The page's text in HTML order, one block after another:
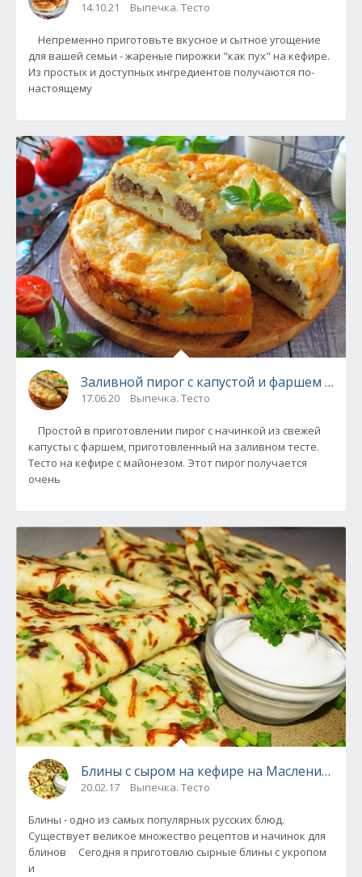
14.10.21 Выпечка. Тесто
Непременно приготовьте вкусное и сытное угощение
для вашей семьи - жареные пирожки "как пух" на кефире.
Из простых и доступных ингредиентов получаются по-
настоящему
Заливной пирог с капустой и фаршем -
17.06.20 Выпечка. Тесто
Простой в приготовлении пирог с начинкой из свежей
капусты с фаршем, приготовленный на заливном тесте.
Тесто на кефире с майонезом. Этот пирог получается
очень
Блины с сыром на кефире на Масленицу
20.02.17 Выпечка. Тесто
Блины - одно из самых популярных русских блюд.
Существует великое множество рецептов и начинок для
блинов Сегодня я приготовлю сырные блины с укропом
и